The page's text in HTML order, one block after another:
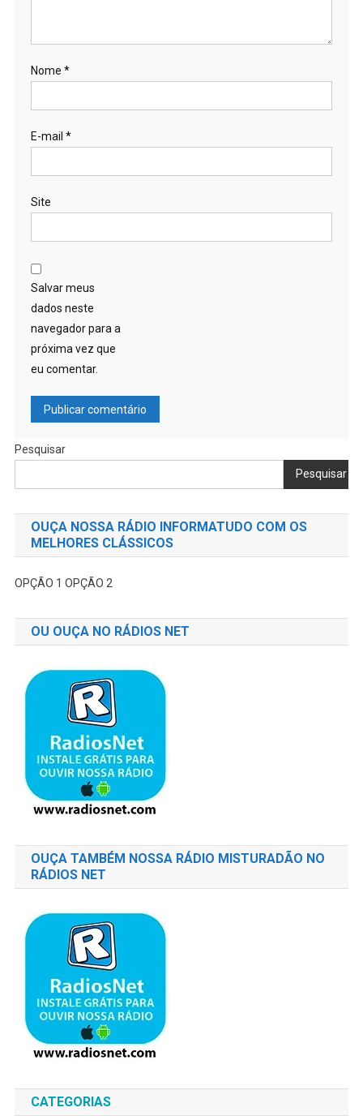
Nome *
E-mail *
Site
Salvar meus
dados neste
navegador para a
próxima vez que
eu comentar.
Pesquisar
Pesquisar
OUÇA NOSSA RÁDIO INFORMATUDO COM OS
MELHORES CLÁSSICOS
OPÇÃO 1 OPÇÃO 2
OU OUÇA NO RÁDIOS NET
OUÇA TAMBÉM NOSSA RÁDIO MISTURADÃO NO
RÁDIOS NET
CATEGORIAS